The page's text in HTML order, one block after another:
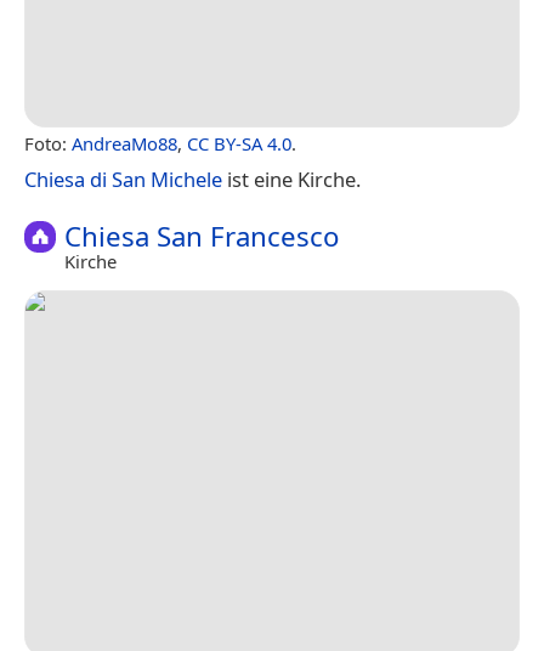
Foto: AndreaMo88, CC BY-SA 4.0.
Chiesa di San Michele ist eine Kirche.
Chiesa San Francesco
Kirche